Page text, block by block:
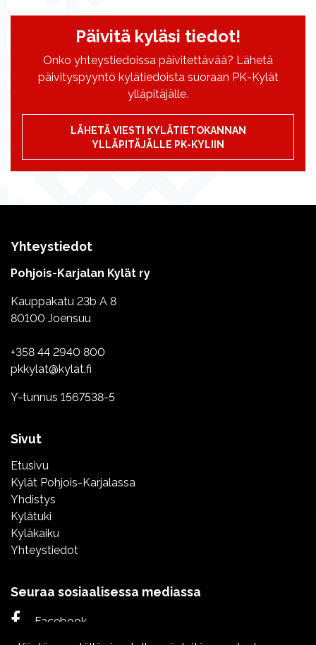
Päivitä kyläsi tiedot!
Onko yhteystiedoissa päivitettävää? Lähetä
päivityspyyntö kylätiedoista suoraan PK-Kylät
ylläpitäjälle.
LÄHETÄ VIESTI KYLÄTIETOKANNAN
YLLÄPITÄJÄLLE PK-KYLIIN
Yhteystiedot
Pohjois-Karjalan Kylät ry
Kauppakatu 23b A 8
80100 Joensuu
+358 44 2940 800
pkkylat@kylat.fi
Y-tunnus 1567538-5
Sivut
Etusivu
Kylät Pohjois-Karjalassa
Yhdistys
Kylätuki
Kyläkaiku
Yhteystiedot
Seuraa sosiaalisessa mediassa
Facebook